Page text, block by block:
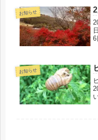
お知らせ
6
お知らせ